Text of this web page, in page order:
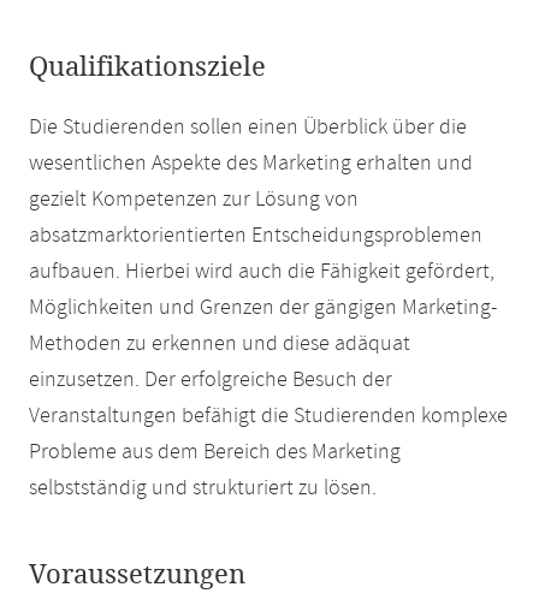
Qualifikationsziele
Die Studierenden sollen einen Überblick über die
wesentlichen Aspekte des Marketing erhalten und
gezielt Kompetenzen zur Lösung von
absatzmarktorientierten Entscheidungsproblemen
aufbauen. Hierbei wird auch die Fähigkeit gefördert,
Möglichkeiten und Grenzen der gängigen Marketing-
Methoden zu erkennen und diese adäquat
einzusetzen. Der erfolgreiche Besuch der
Veranstaltungen befähigt die Studierenden komplexe
Probleme aus dem Bereich des Marketing
selbstständig und strukturiert zu lösen.
Voraussetzungen